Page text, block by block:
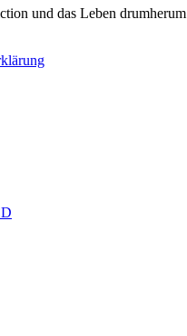
und das Leben drumherum